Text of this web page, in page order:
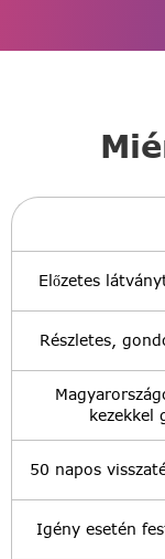
Előzetes
Részletes,
kezekkel
50 napos
Igény esetén